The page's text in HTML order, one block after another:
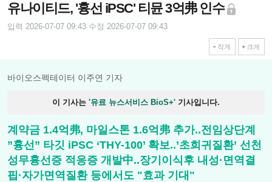
유나이티드, '흉선 iPSC' 티뮨 3억弗 인수
입력 2026-07-07 09:43 수정 2026-07-07 09:43
작게 크게
바이오스펙테이터 이주연 기자
이 기사는 '유료 뉴스서비스 BioS+' 기사입니다.
계약금 1.4억弗, 마일스톤 1.6억弗 추가..전임상단계
”흉선” 타깃 iPSC ‘THY-100’ 확보..’초희귀질환’ 선천
성무흉선증 적응증 개발中..장기이식후 내성·면역결
핍·자가면역질환 등에서도 "효과 기대"